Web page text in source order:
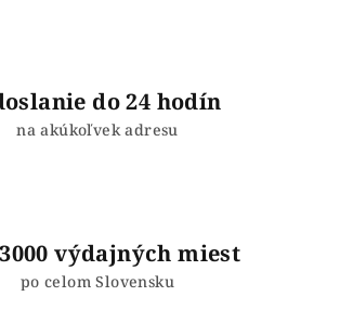
do 24 hodín
na akúkoľvek adresu
výdajných miest
po celom Slovensku